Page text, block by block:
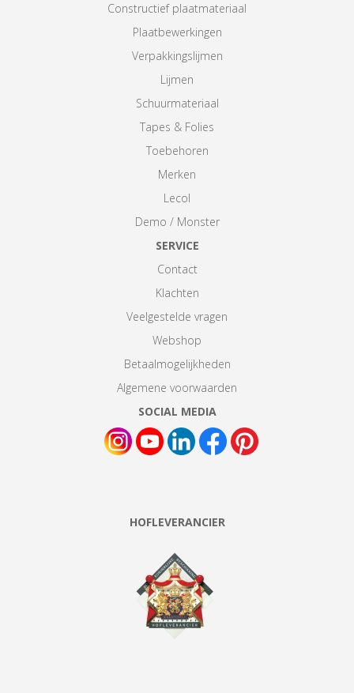
Constructief plaatmateriaal
Plaatbewerkingen
Verpakkingslijmen
Lijmen
Schuurmateriaal
Tapes & Folies
Toebehoren
Merken
Lecol
Demo / Monster
SERVICE
Contact
Klachten
Veelgestelde vragen
Webshop
Betaalmogelijkheden
Algemene voorwaarden
SOCIAL MEDIA
HOFLEVERANCIER